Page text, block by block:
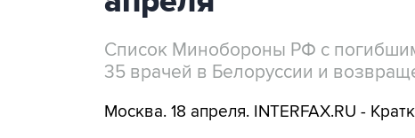
Список Минобороны РФ с
35 врачей в Белоруссии и
Москва. 18 апреля. INTERFAX.RU -